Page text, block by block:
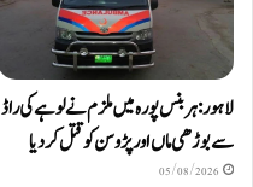
لاہور: ہربنس پورہ میں ملزم نے لوہے کی راڈ
سے بوڑھی ماں اور پڑوسن کو قتل کر دیا
05/08/2026